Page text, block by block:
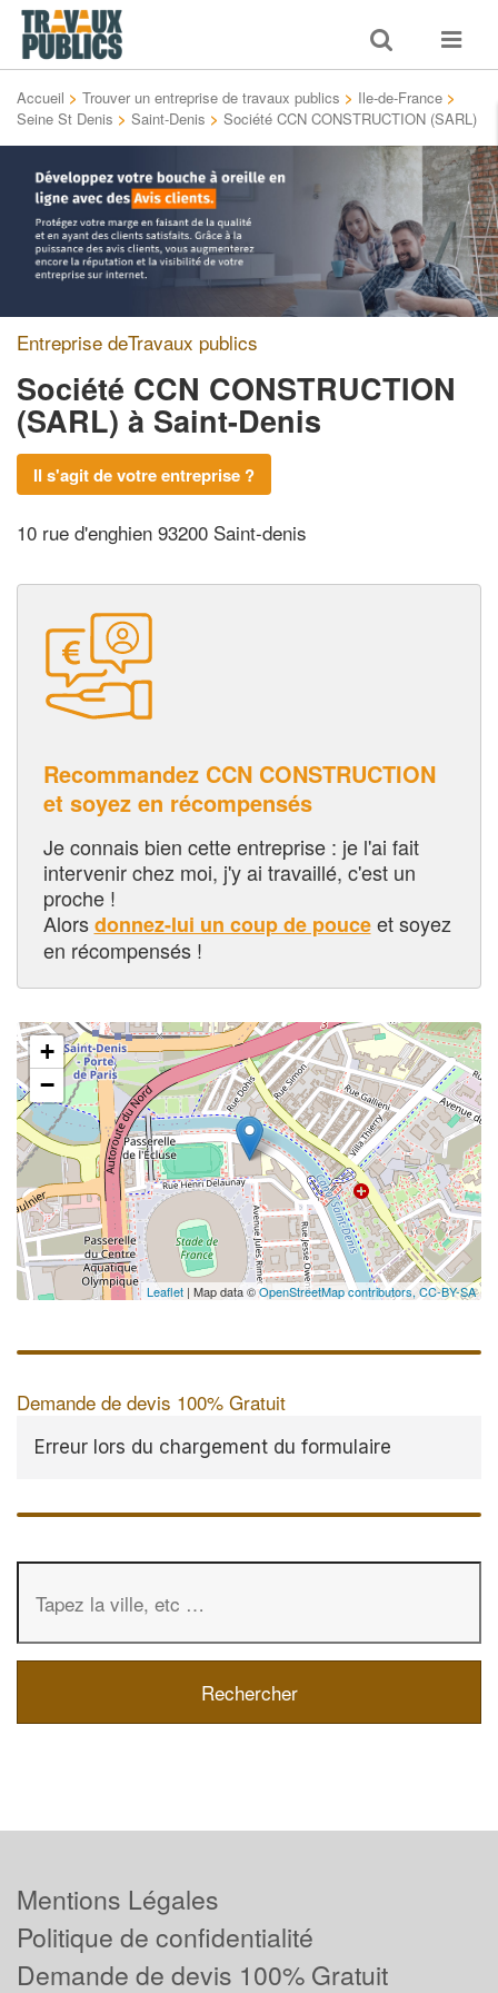
Toggle
search
Toggle
Accueil > Trouver un entreprise de travaux publics > Ile-de-France >
Seine St Denis > Saint-Denis > Société CCN CONSTRUCTION (SARL)
Entreprise deTravaux publics
Société CCN CONSTRUCTION
(SARL) à Saint-Denis
Il s'agit de votre entreprise ?
10 rue d'enghien 93200 Saint-denis
Recommandez CCN CONSTRUCTION
et soyez en récompensés
Je connais bien cette entreprise : je l'ai fait
intervenir chez moi, j'y ai travaillé, c'est un
proche !
Alorsdonnez-lui un coup de pouceet soyez
en récompensés !
+
−
Leaflet | Map data ©OpenStreetMap contributors, CC-BY-SA
Demande de devis 100% Gratuit
Erreur lors du chargement du formulaire
Mentions Légales
Politique de confidentialité
Demande de devis 100% Gratuit